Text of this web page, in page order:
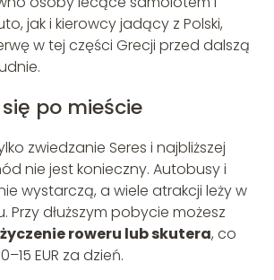
jak i kierowcy jadący z Polski,
w tej części Grecji przed dalszą
po mieście
zwiedzanie Seres i najbliższej
nie jest konieczny. Autobusy i
wystarczą, a wiele atrakcji leży w
Przy dłuższym pobycie możesz
roweru lub skutera, co
EUR za dzień.